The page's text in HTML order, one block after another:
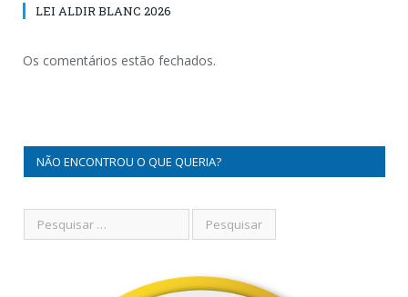
LEI ALDIR BLANC 2026
Os comentários estão fechados.
NÃO ENCONTROU O QUE QUERIA?